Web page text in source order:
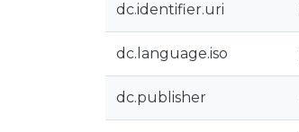
dc.identifier.uri
dc.language.iso
dc.publisher